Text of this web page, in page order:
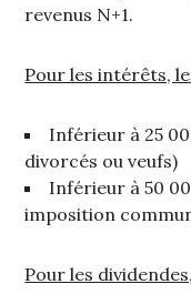
revenus N+1.
Pour les intérêts,
Inférieur à 25
divorcés ou veufs)
Inférieur à 50
imposition
Pour les